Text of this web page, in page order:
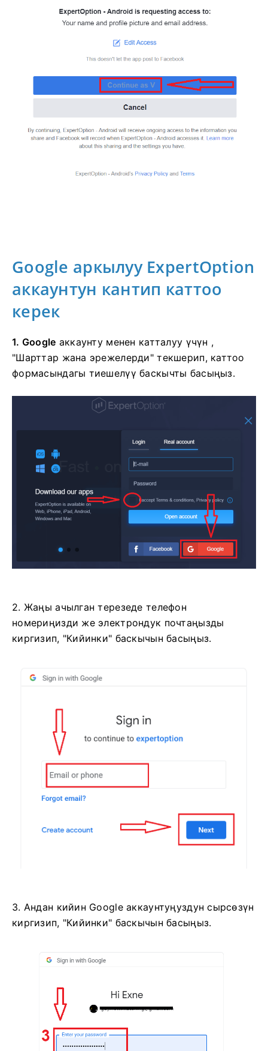
Google аркылуу ExpertOption
аккаунтун кантип каттоо
керек
1. Google аккаунту менен катталуу үчүн ,
"Шарттар жана эрежелерди" текшерип, каттоо
формасындагы тиешелүү баскычты басыңыз.
2. Жаңы ачылган терезеде телефон
номериңизди же электрондук почтаңызды
киргизип, "Кийинки" баскычын басыңыз.
3. Андан кийин Google аккаунтуңуздун сырсөзүн
киргизип, "Кийинки" баскычын басыңыз.